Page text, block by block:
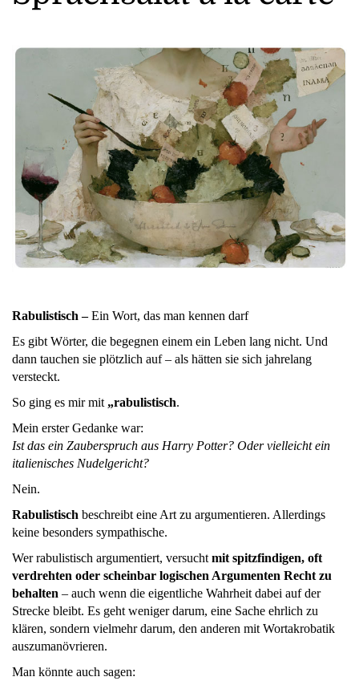
Rabulistisch –Ein Wort, das man kennen darf
Es gibt Wörter, die begegnen einem ein Leben lang nicht. Und
dann tauchen sie plötzlich auf – als hätten sie sich jahrelang
versteckt.
So ging es mir mit „rabulistisch.
Mein erster Gedanke war:
Ist das ein Zauberspruch aus Harry Potter? Oder vielleicht ein
italienisches Nudelgericht?
Nein.
Rabulistisch beschreibt eine Art zu argumentieren. Allerdings
keine besonders sympathische.
Wer rabulistisch argumentiert, versucht mit spitzfindigen, oft
verdrehten oder scheinbar logischen Argumenten Recht zu
behalten – auch wenn die eigentliche Wahrheit dabei auf der
Strecke bleibt. Es geht weniger darum, eine Sache ehrlich zu
klären, sondern vielmehr darum, den anderen mit Wortakrobatik
auszumanövrieren.
Man könnte auch sagen: